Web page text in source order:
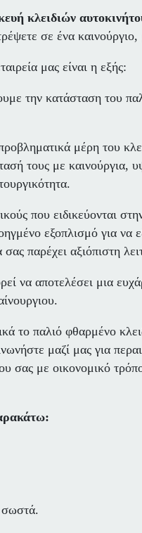
κλειδιών
σε ένα
μας είναι η εξής:
την κατάσταση του
μέρη του
τους με καινούργια,
που ειδικεύονται
εξοπλισμό για να
παρέχει αξιόπιστη
να αποτελέσει μια
το παλιό φθαρμένο
μαζί μας για
σας με οικονομικό
σωστά.